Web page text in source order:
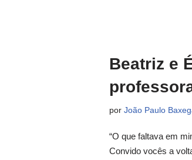
Beatriz e
por João Paulo
“O que faltava em
Convido vocês a